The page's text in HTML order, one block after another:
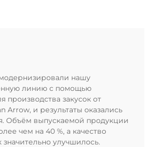
нашу
линию с помощью
производства закусок от
Arrow, и результаты оказались
Объём выпускаемой продукции
чем на 40 %, а качество
значительно улучшилось.